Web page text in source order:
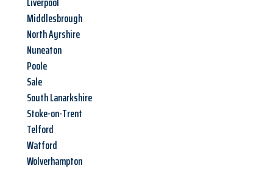
Middlesbrough
North Ayrshire
Nuneaton
Poole
Sale
South Lanarkshire
Stoke-on-Trent
Telford
Watford
Wolverhampton